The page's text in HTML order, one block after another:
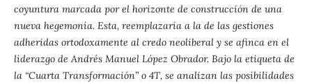
coyuntura marcada por el horizonte de construcción de una
nueva hegemonía. Esta, reemplazaría a la de las gestiones
adheridas ortodoxamente al credo neoliberal y se afinca en el
liderazgo de Andrés Manuel López Obrador. Bajo la etiqueta de
la “Cuarta Transformación” o 4T, se analizan las posibilidades